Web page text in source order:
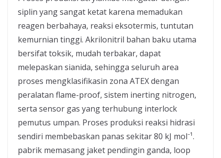
siplin yang sangat ketat karena memadukan
reagen berbahaya, reaksi eksotermis, tuntutan
kemurnian tinggi. Akrilonitril bahan baku utama
bersifat toksik, mudah terbakar, dapat
melepaskan sianida, sehingga seluruh area
proses mengklasifikasin zona ATEX dengan
peralatan flame-proof, sistem inerting nitrogen,
serta sensor gas yang terhubung interlock
pemutus umpan. Proses produksi reaksi hidrasi
sendiri membebaskan panas sekitar 80 kJ mol⁻¹.
pabrik memasang jaket pendingin ganda, loop